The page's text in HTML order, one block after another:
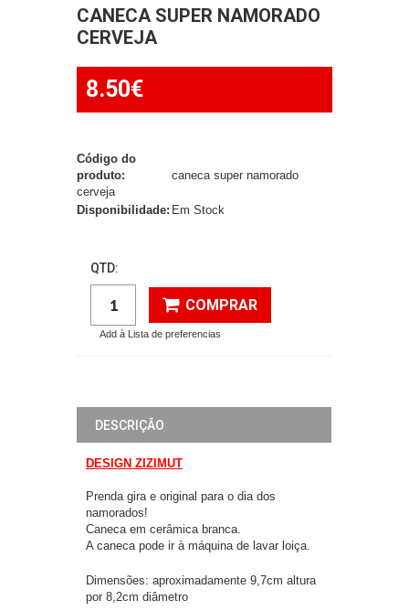
CANECA SUPER NAMORADO
CERVEJA
8.50€
Código do
produto:
caneca super namorado
cerveja
Disponibilidade:Em Stock
QTD:
COMPRAR
Add à Lista de preferencias
DESCRIÇÃO
DESIGN ZIZIMUT
Prenda gira e original para o dia dos
namorados!
Caneca em cerâmica branca.
A caneca pode ir à máquina de lavar loiça.
Dimensões: aproximadamente 9,7cm altura
por 8,2cm diâmetro